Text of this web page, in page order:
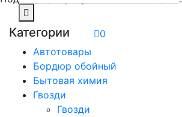
0
Категории
Автотовары
Бордюр обойный
Бытовая химия
Гвозди
Гвозди